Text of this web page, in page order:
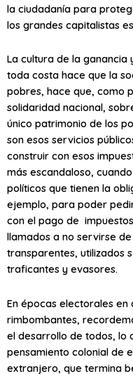
la ciudadanía para
los grandes capitalistas
La cultura de la
toda costa hace que la
pobres, hace que, como
solidaridad nacional,
único patrimonio de los
son esos servicios
construir con esos
más escandaloso,
políticos que tienen la
ejemplo, para poder
con el pago de
llamados a no servirse
transparentes, utilizados
traficantes y evasores.
En épocas electorales en
rimbombantes,
el desarrollo de todos, lo
pensamiento colonial de
extranjero, que termina